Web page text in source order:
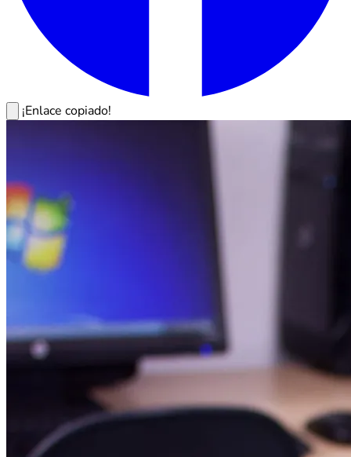
¡Enlace copiado!